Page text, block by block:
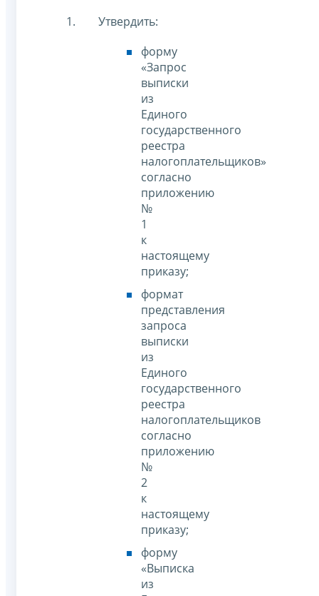
Утвердить:
форму
«Запрос
выписки
из
Единого
государственного
реестра
налогоплательщиков»
согласно
приложению
№
1
к
настоящему
приказу;
формат
представления
запроса
выписки
из
Единого
государственного
реестра
налогоплательщиков
согласно
приложению
№
2
к
настоящему
приказу;
форму
«Выписка
из